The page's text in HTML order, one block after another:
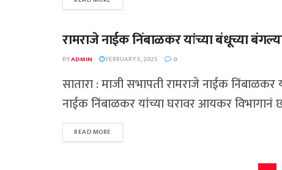
महाराष्ट्र
रामराजे नाईक निंबाळकर यांच्या बंधूच्या
BYADMIN FEBRUARY 5, 2025 0
सातारा : माजी सभापती रामराजे नाईक
नाईक निंबाळकर यांच्या घरावर आयकर विभागानं
READ MORE